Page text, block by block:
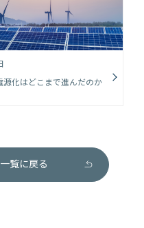
化はどこまで進んだのか
覧に戻る